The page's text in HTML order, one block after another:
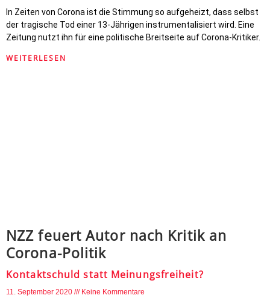
In Zeiten von Corona ist die Stimmung so aufgeheizt, dass selbst
der tragische Tod einer 13-Jährigen instrumentalisiert wird. Eine
Zeitung nutzt ihn für eine politische Breitseite auf Corona-Kritiker.
WEITERLESEN
NZZ feuert Autor nach Kritik an
Corona-Politik
Kontaktschuld statt Meinungsfreiheit?
11. September 2020 Keine Kommentare